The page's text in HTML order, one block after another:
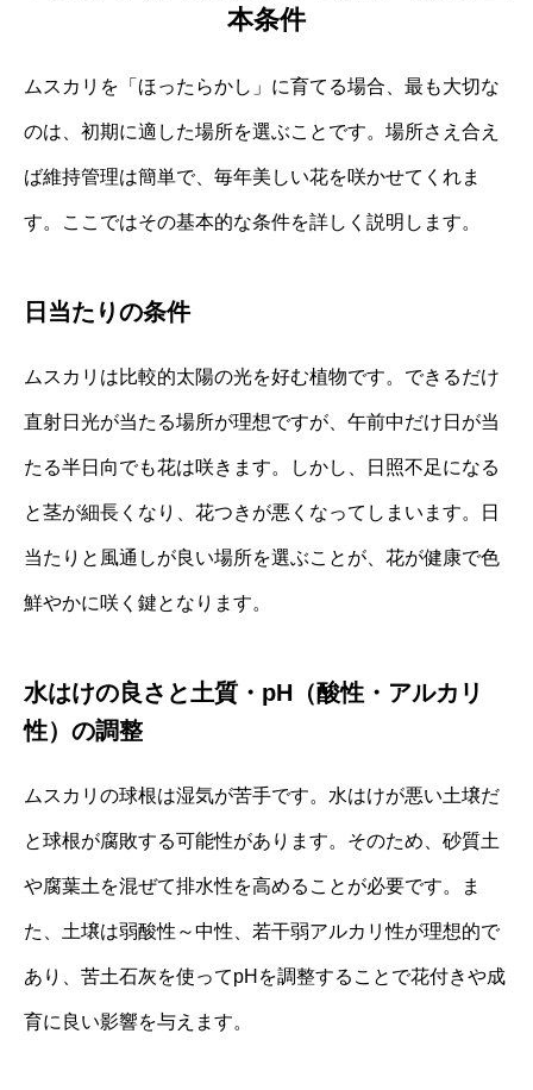
本条件
ムスカリを「ほったらかし」に育てる場合、最も大切な
のは、初期に適した場所を選ぶことです。場所さえ合え
ば維持管理は簡単で、毎年美しい花を咲かせてくれま
す。ここではその基本的な条件を詳しく説明します。
日当たりの条件
ムスカリは比較的太陽の光を好む植物です。できるだけ
直射日光が当たる場所が理想ですが、午前中だけ日が当
たる半日向でも花は咲きます。しかし、日照不足になる
と茎が細長くなり、花つきが悪くなってしまいます。日
当たりと風通しが良い場所を選ぶことが、花が健康で色
鮮やかに咲く鍵となります。
水はけの良さと土質・pH（酸性・アルカリ
性）の調整
ムスカリの球根は湿気が苦手です。水はけが悪い土壌だ
と球根が腐敗する可能性があります。そのため、砂質土
や腐葉土を混ぜて排水性を高めることが必要です。ま
た、土壌は弱酸性～中性、若干弱アルカリ性が理想的で
あり、苦土石灰を使ってpHを調整することで花付きや成
育に良い影響を与えます。